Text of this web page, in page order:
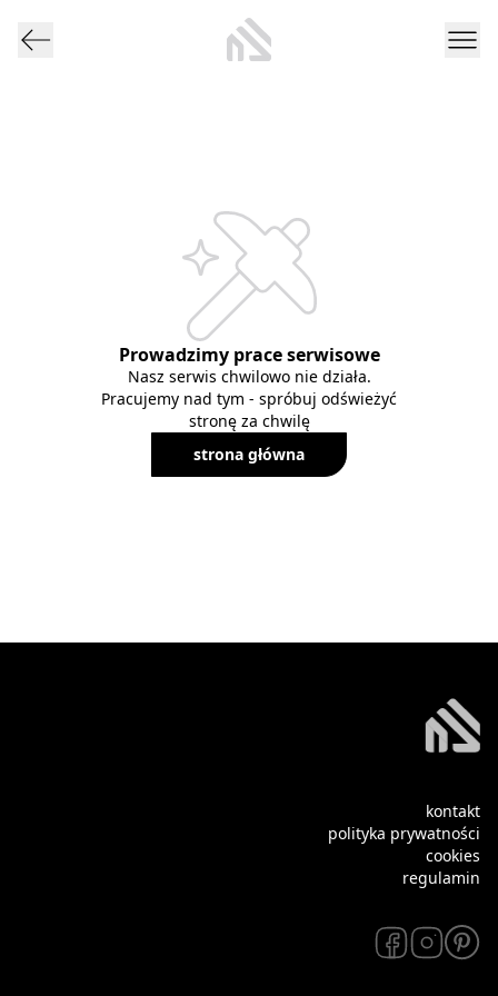
Prowadzimy prace serwisowe
Nasz serwis chwilowo nie działa.
Pracujemy nad tym - spróbuj odświeżyć
stronę za chwilę
strona główna
kontakt
polityka prywatności
cookies
regulamin